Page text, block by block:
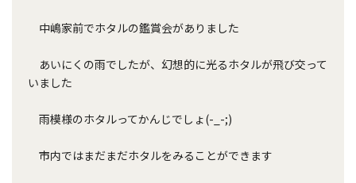
中嶋家前でホタルの鑑賞会がありました
あいにくの雨でしたが、幻想的に光るホタルが飛び交って
いました
雨模様のホタルってかんじでしょ(-_-;)
市内ではまだまだホタルをみることができます